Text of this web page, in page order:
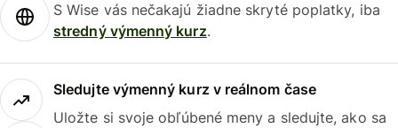
S Wise vás nečakajú žiadne skryté poplatky, iba
stredný výmenný kurz.
Sledujte výmenný kurz v reálnom čase
Uložte si svoje obľúbené meny a sledujte, ako sa